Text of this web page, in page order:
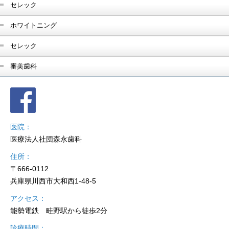
セレック
ホワイトニング
セレック
審美歯科
医院
医療法人社団森永歯科
住所
〒666-0112
兵庫県川西市大和西1-48-5
アクセス
能勢電鉄 畦野駅から徒歩2分